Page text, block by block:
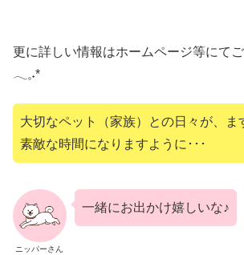
更に詳しい情報はホームページ等にて
𓂃𓈒˖*
大切なペット（家族）との日々が、ま
素敵な時間になりますように･･･
ニッパーさん
一緒にお出かけ嬉しいな♪